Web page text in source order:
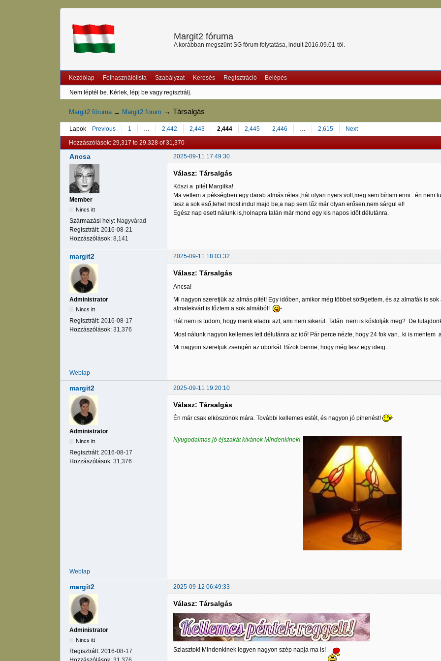
Margit2 fóruma
A korábban megszűnt SG fórum folytatása, indult 2016.09.01-től.
Kezdőlap Felhasználólista Szabályzat Keresés Regisztráció Belépés
Nem léptél be. Kérlek, lépj be vagy regisztrálj.
Margit2 fóruma → Margit2 forum →Társalgás
Lapok Previous 1 … 2,442 2,443 2,444 2,445 2,446 … 2,615 Next
Hozzászólások: 29,317 to 29,328 of 31,370
Ancsa 2025-09-11 17:49:30
Member
Nincs itt
Származási hely: Nagyvárad
Regisztrált: 2016-08-21
Hozzászólások: 8,141
Válasz: Társalgás
Köszi a pitét Margitka!
Ma vettem a pékségben egy darab almás rétest,hát olyan nyers volt,meg sem bírtam enni...én nem
tesz a sok eső,lehet most indul majd be,a nap sem tűz már olyan erősen,nem sárgul el!
Egész nap esett nálunk is,holnapra talán már mond egy kis napos időt délutánra.
margit2 2025-09-11 18:03:32
Administrator
Nincs itt
Regisztrált: 2016-08-17
Hozzászólások: 31,376
Válasz: Társalgás
Ancsa!
Mi nagyon szeretjük az almás pitét! Egy időben, amikor még többet söt9gettem, és az almafák is
almalekvárt is főztem a sok almából!
-
Hát nem is tudom, hogy merik eladni azt, ami nem sikerül. Talán nem is kóstolják meg? De
Most nálunk nagyon kellemes lett délutánra az idő! Pár perce nézte, hogy 24 fok van.. ki is mentem
Mi nagyon szeretjük zsengén az uborkát. Bízok benne, hogy még lesz egy ideig...
Weblap
margit2 2025-09-11 19:20:10
Administrator
Nincs itt
Regisztrált: 2016-08-17
Hozzászólások: 31,376
Válasz: Társalgás
Én már csak elköszönök mára. További kellemes estét, és nagyon jó pihenést!
Nyugodalmas jó éjszakát kívánok Mindenkinek!
Weblap
margit2 2025-09-12 06:49:33
Administrator
Nincs itt
Regisztrált: 2016-08-17
Válasz: Társalgás
Sziasztok! Mindenkinek legyen nagyon szép napja ma is!